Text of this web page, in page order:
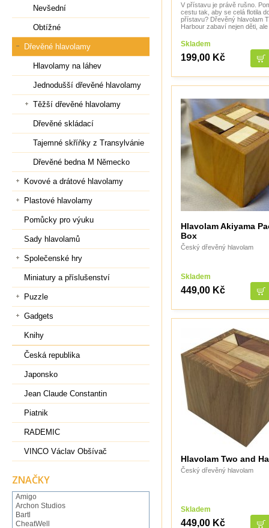
V přístavu je právě rušno.
cestu tak, aby se celá flotila
přístavu? Dřevěný hlavolam
Harbour zabaví nejen děti,
Skladem
199,00 Kč
Hlavolam Akiyama
Box
Český dřevěný hlavolam
Skladem
449,00 Kč
Hlavolam Two and
Český dřevěný hlavolam
Skladem
449,00 Kč
Nevšední
Obtížné
Dřevěné hlavolamy
Hlavolamy na láhev
Jednodušší dřevěné hlavolamy
Těžší dřevěné hlavolamy
Dřevěné skládací
Tajemné skříňky z Transylvánie
Dřevěné bedna M Německo
Kovové a drátové hlavolamy
Plastové hlavolamy
Pomůcky pro výuku
Sady hlavolamů
Společenské hry
Miniatury a příslušenství
Puzzle
Gadgets
Knihy
Česká republika
Japonsko
Jean Claude Constantin
Piatnik
RADEMIC
VINCO Václav Obšívač
ZNAČKY
Amigo
Archon Studios
Bartl
CheatWell